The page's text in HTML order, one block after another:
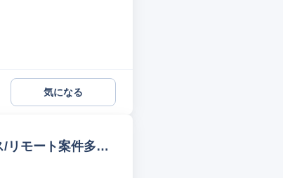
気になる
リモート案件多数